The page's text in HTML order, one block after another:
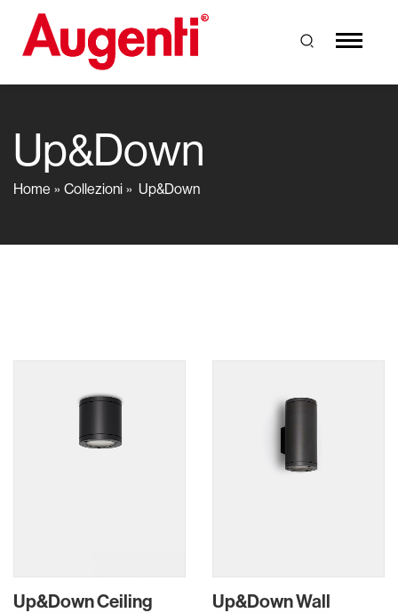
Up&Down
Home Collezioni Up&Down
Up&Down Ceiling Up&Down Wall